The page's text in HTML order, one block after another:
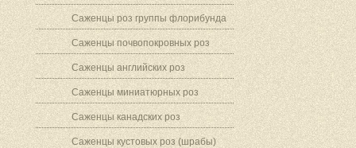
Саженцы роз группы флорибунда
Саженцы почвопокровных роз
Саженцы английских роз
Саженцы миниатюрных роз
Саженцы канадских роз
Саженцы кустовых роз (шрабы)